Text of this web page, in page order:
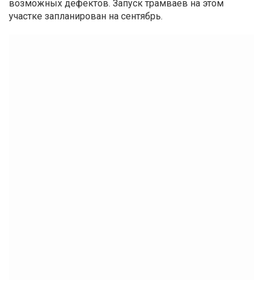
возможных дефектов. Запуск трамваев на этом
участке запланирован на сентябрь.